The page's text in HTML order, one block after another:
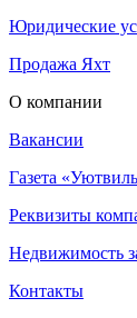
Юридические
Продажа Яхт
О компании
Вакансии
Газета
Реквизиты
Недвижимость
Контакты